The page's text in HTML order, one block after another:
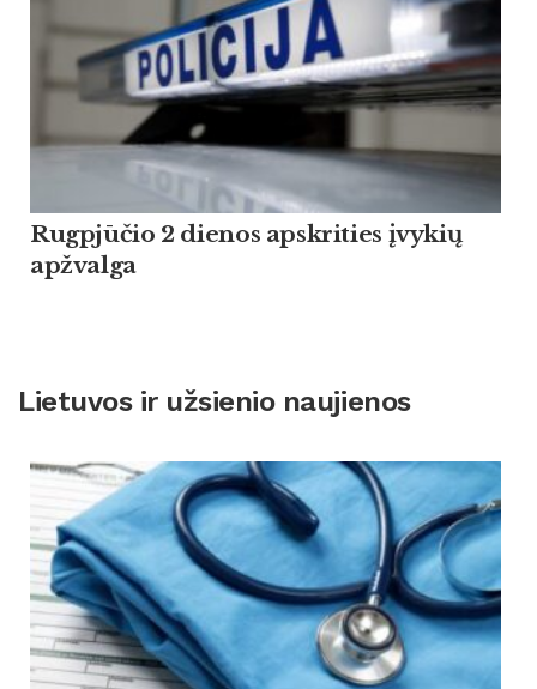
Rugpjūčio 2 dienos apskrities įvykių
apžvalga
Lietuvos ir užsienio naujienos